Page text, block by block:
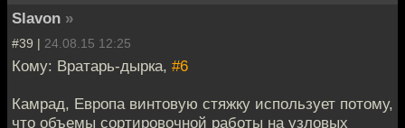
Slavon »
#39 | 24.08.15 12:25
Кому: Вратарь-дырка, #6
Камрад, Европа винтовую стяжку использует потому,
что объемы сортировочной работы на узловых